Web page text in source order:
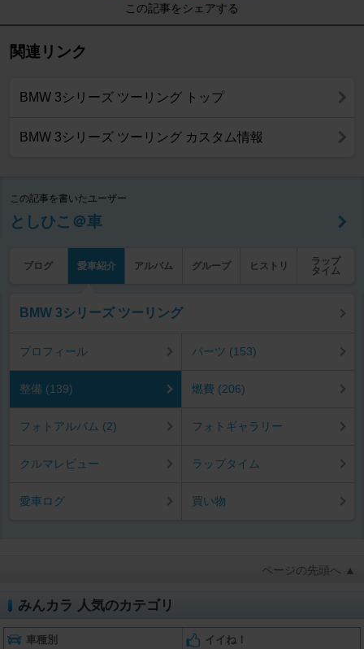
この記事をシェアする
関連リンク
BMW 3シリーズ ツーリング トップ
BMW 3シリーズ ツーリング カスタム情報
この記事を書いたユーザー
としひこ＠車
ブログ 愛車紹介 アルバム グループ ヒストリ
ラップ
タイム
BMW 3シリーズ ツーリング
プロフィール パーツ (153)
整備 (139) 燃費 (206)
フォトアルバム (2) フォトギャラリー
クルマレビュー ラップタイム
愛車ログ 買い物
ページの先頭へ ▲
みんカラ 人気のカテゴリ
車種別 イイね！